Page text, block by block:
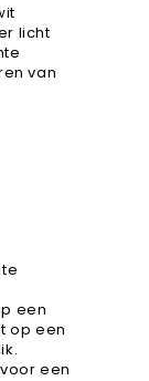
licht
van
een
op een
een